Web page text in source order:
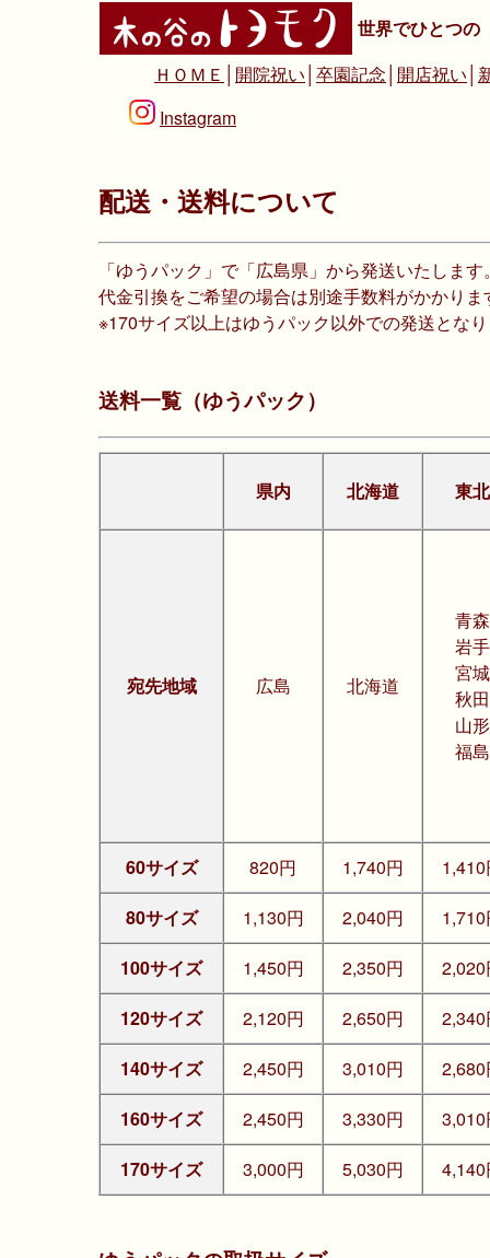
世界でひとつの
ＨＯＭＥ
開院祝い 卒園記念 開店祝い
Instagram
配送・送料について
「ゆうパック」で「広島県」から発送いたします
代金引換をご希望の場合は別途手数料がかかりま
※170サイズ以上はゆうパック以外での発送とな
送料一覧（ゆうパック）
県内 北海道 東北
宛先地域 広島 北海道
青森
岩手
宮城
秋田
山形
福島
60サイズ 820円 1,740円
1,410
80サイズ
1,130円 2,040円
1,710
100サイズ
1,450円 2,350円
2,020
120サイズ
2,120円 2,650円
2,340
140サイズ
2,450円 3,010円
2,680
160サイズ
2,450円 3,330円
3,010
170サイズ
3,000円 5,030円 4,140